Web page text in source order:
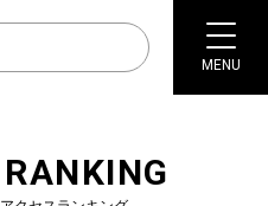
MENU
RANKING